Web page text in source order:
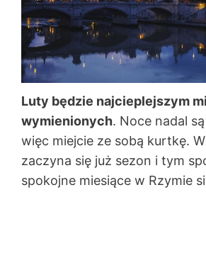
Luty będzie najcieplejszym
wymienionych. Noce nadal
więc miejcie ze sobą kurtkę.
zaczyna się już sezon i tym
spokojne miesiące w Rzymie